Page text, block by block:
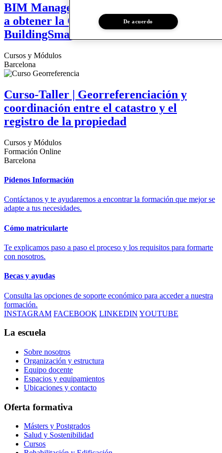
BIM Management | Módulo para acceder
a obtener la Certificación Foundation de
BuildingSmart
Cursos y Módulos
Barcelona
Curso-Taller | Georreferenciación y
coordinación entre el catastro y el
registro de la propiedad
Cursos y Módulos
Formación Online
Barcelona
Pídenos Información
Contáctanos y te ayudaremos a encontrar la formación que mejor se
adapte a tus necesidades.
Cómo matricularte
Te explicamos paso a paso el proceso y los requisitos para formarte
con nosotros.
Becas y ayudas
Consulta las opciones de soporte económico para acceder a nuestra
formación.
INSTAGRAM FACEBOOK LINKEDIN YOUTUBE
La escuela
Sobre nosotros
Organización y estructura
Equipo docente
Espacios y equipamientos
Ubicaciones y contacto
Oferta formativa
Másters y Postgrados
Salud y Sostenibilidad
Cursos
De acuerdo